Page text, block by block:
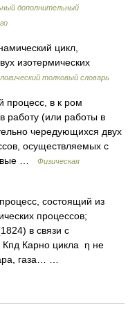
дополнительный
цикл,
изотермических
толковый словарь
процесс, в к ром
работу (или работы в
чередующихся двух
осуществляемых с
…
Физическая
состоящий из
процессов;
в связи с
Карно цикла η не
газа… …